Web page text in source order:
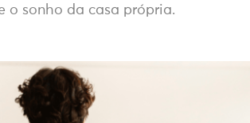
o sonho da casa própria.